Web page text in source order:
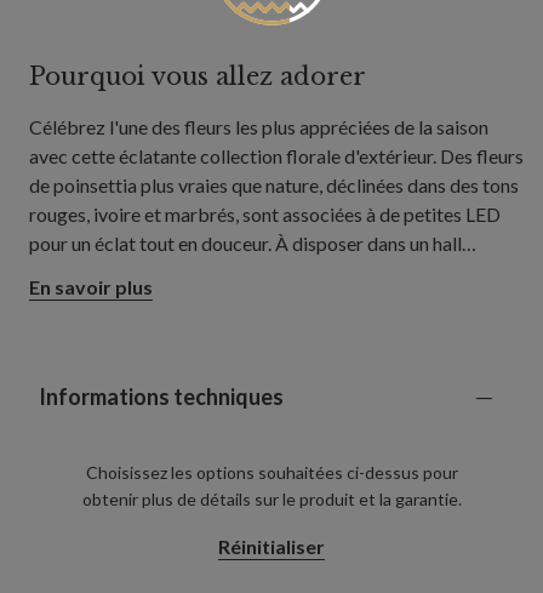
Pourquoi vous allez adorer
Célébrez l'une des fleurs les plus appréciées de la saison
avec cette éclatante collection florale d'extérieur. Des fleurs
de poinsettia plus vraies que nature, déclinées dans des tons
rouges, ivoire et marbrés, sont associées à de petites LED
pour un éclat tout en douceur. À disposer dans un hall
accueil joyeux et festif.
En savoir plus
Informations techniques
Choisissez les options souhaitées ci-dessus pour
obtenir plus de détails sur le produit et la garantie.
Réinitialiser